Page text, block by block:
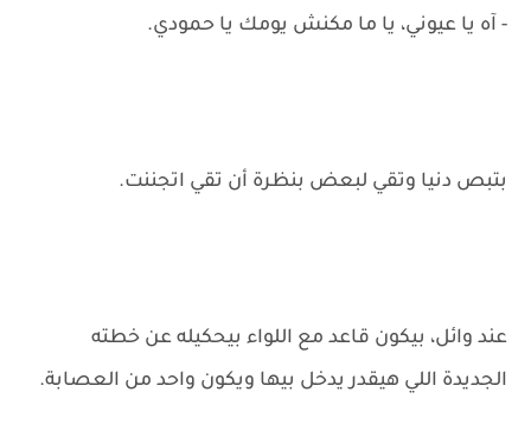
- آه يا عيوني، يا ما مكنش يومك يا حمودي.
بتبص دنيا وتقي لبعض بنظرة أن تقي اتجننت.
عند وائل، بيكون قاعد مع اللواء بيحكيله عن خطته
الجديدة اللي هيقدر يدخل بيها ويكون واحد من العصابة.